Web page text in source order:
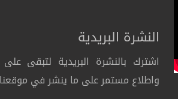
النشرة البريدية
اشترك بالنشرة البريدية لتبقى
واطلاع مستمر على ما ينشر في موقعنا